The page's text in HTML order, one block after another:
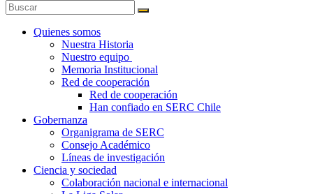
Quienes somos
Nuestra Historia
Nuestro equipo
Memoria Institucional
Red de cooperación
Red de cooperación
Han confiado en SERC Chile
Gobernanza
Organigrama de SERC
Consejo Académico
Líneas de investigación
Ciencia y sociedad
Colaboración nacional e internacional